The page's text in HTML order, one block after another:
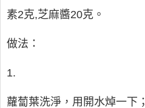
素2克,芝麻醬20克。
做法：
1.
蘿蔔葉洗淨，用開水焯一下；